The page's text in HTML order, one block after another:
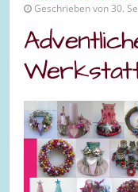
Geschrieben von 30.